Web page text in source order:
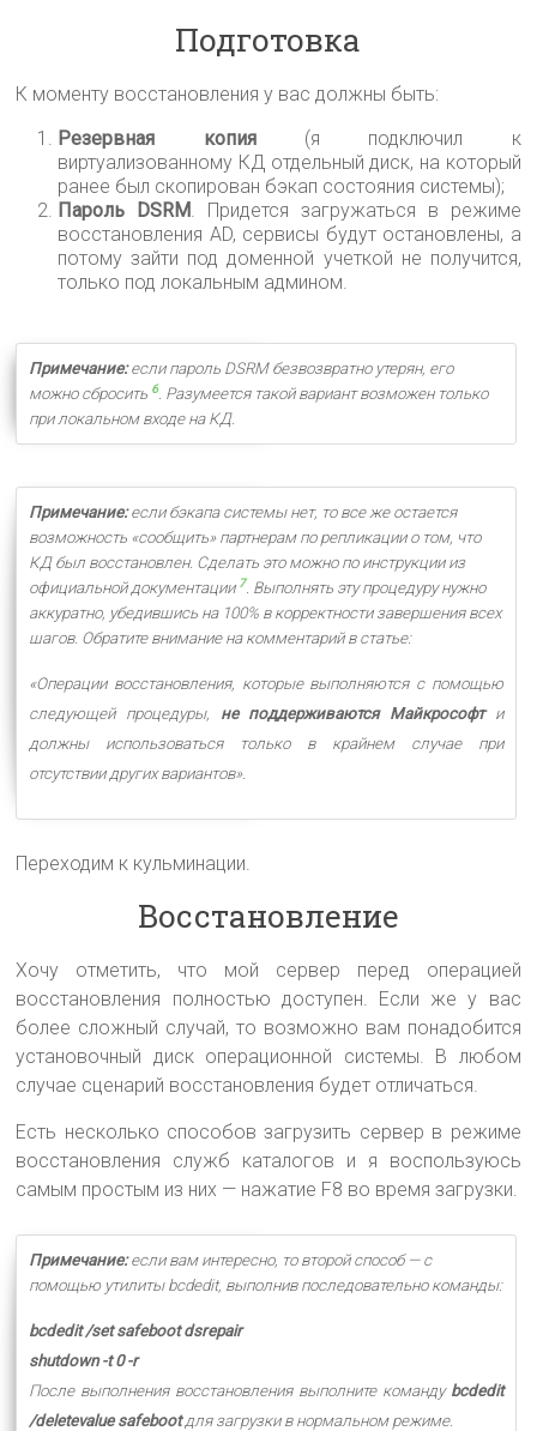
Подготовка
К моменту восстановления у вас должны быть:
Резервная копия(я подключил к
виртуализованному КД отдельный диск, на который
ранее был скопирован бэкап состояния системы);
Пароль DSRM. Придется загружаться в режиме
восстановления AD, сервисы будут остановлены, а
потому зайти под доменной учеткой не получится,
только под локальным админом.
Примечание:если пароль DSRM безвозвратно утерян, его
можно сбросить 6. Разумеется такой вариант возможен только
при локальном входе на КД.
Примечание:если бэкапа системы нет, то все же остается
возможность «сообщить» партнерам по репликации о том, что
КД был восстановлен. Сделать это можно по инструкции из
официальной документации 7 . Выполнять эту процедуру нужно
аккуратно, убедившись на 100% в корректности завершения всех
шагов. Обратите внимание на комментарий в статье:
«Операции восстановления, которые выполняются с помощью
следующей процедуры, не поддерживаются Майкрософти
должны использоваться только в крайнем случае при
отсутствии других вариантов».
Переходим к кульминации.
Восстановление
Хочу отметить, что мой сервер перед операцией
восстановления полностью доступен. Если же у вас
более сложный случай, то возможно вам понадобится
установочный диск операционной системы. В любом
случае сценарий восстановления будет отличаться.
Есть несколько способов загрузить сервер в режиме
восстановления служб каталогов и я воспользуюсь
самым простым из них — нажатие F8 во время загрузки.
Примечание:если вам интересно, то второй способ — с
помощью утилиты bcdedit, выполнив последовательно команды:
bcdedit /set safeboot dsrepair
shutdown -t 0 -r
После выполнения восстановления выполните команду bcdedit
/deletevalue safebootдля загрузки в нормальном режиме.